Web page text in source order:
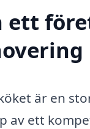
ett
är en
av ett